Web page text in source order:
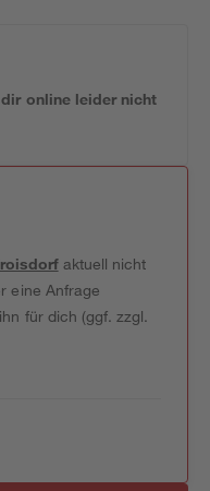
online leider nicht
aktuell nicht
eine Anfrage
für dich (ggf. zzgl.